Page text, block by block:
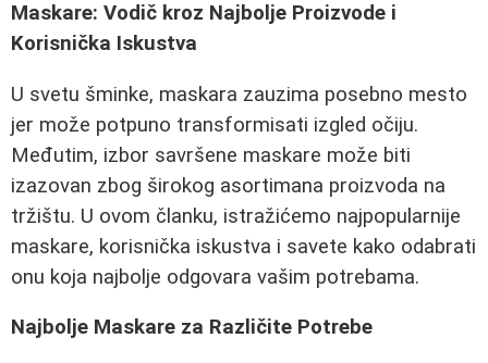
Maskare: Vodič kroz Najbolje Proizvode i
Korisnička Iskustva
U svetu šminke, maskara zauzima posebno mesto
jer može potpuno transformisati izgled očiju.
Međutim, izbor savršene maskare može biti
izazovan zbog širokog asortimana proizvoda na
tržištu. U ovom članku, istražićemo najpopularnije
maskare, korisnička iskustva i savete kako odabrati
onu koja najbolje odgovara vašim potrebama.
Najbolje Maskare za Različite Potrebe